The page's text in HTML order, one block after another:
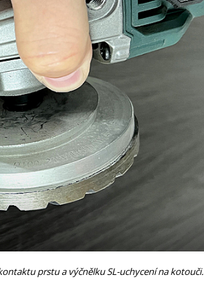
prstu a výčnělku SL-uchycení na kotouči.